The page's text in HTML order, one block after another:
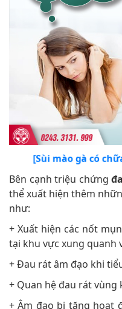
[Sùi mào gà có
Bên cạnh triệu chứng
thể xuất hiện thêm
như:
+ Xuất hiện các nốt
tại khu vực xung quanh
+ Đau rát âm đạo khi
+ Quan hệ đau rát vùng
+ Âm đạo bị tăng hoạt